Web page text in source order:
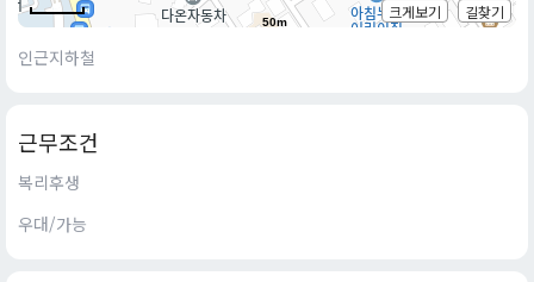
50m
크게보기 길찾기
인근지하철
근무조건
복리후생
우대/가능